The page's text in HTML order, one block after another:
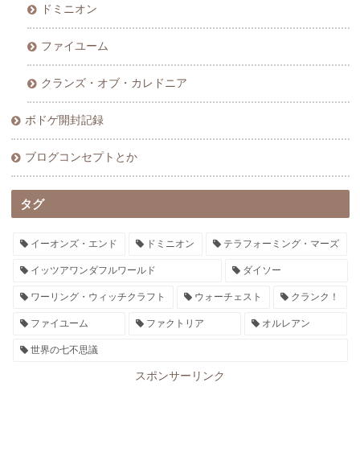
ドミニオン
ファイユーム
クランズ・オブ・カレドニア
ボドゲ開封記録
ブログコンセプトとか
タグ
イーオンズ・エンド ドミニオン テラフォーミング・マーズ
イッツアワンダフルワールド ダイソー
ワーリング・ウィッチクラフト ウォーチェスト クランク！
ファイユーム ファクトリア オルレアン
世界の七不思議
スポンサーリンク